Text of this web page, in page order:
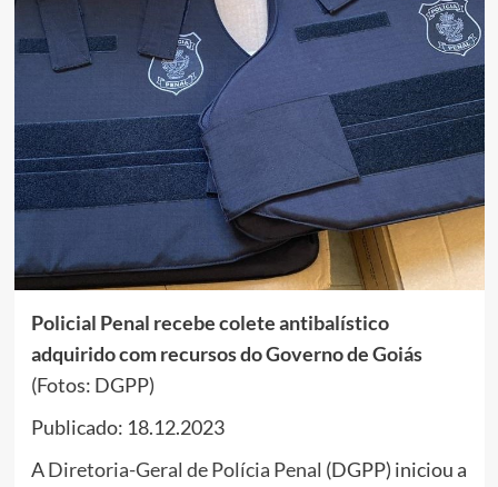
Policial Penal recebe colete antibalístico
adquirido com recursos do Governo de Goiás
(Fotos: DGPP)
Publicado: 18.12.2023
ADiretoria-Geral de Polícia Penal (DGPP) iniciou a